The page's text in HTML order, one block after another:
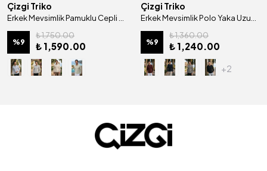
Çizgi Triko
Erkek Mevsimlik Pamuklu Cepli Uzun Kollu Gömlek Yaka Sweat Klasik Kalıp - 5304
%9
₺ 1,750.00
₺ 1,590.00
Çizgi Triko
Erkek Mevsimlik Polo Yaka Uzun Kollu Cepli Pamuklu Penye Sweat Klasik Kalıp - 5306
%9
₺ 1,360.00
₺ 1,240.00
+2